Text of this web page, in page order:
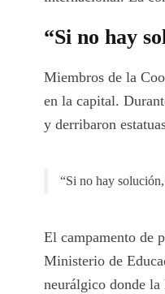
“Si no hay
Miembros de la
en la capital.
y derribaron
“Si no hay
El campamento de
Ministerio de
neurálgico donde